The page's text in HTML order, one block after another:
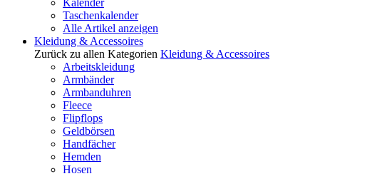
Kalender
Taschenkalender
Alle Artikel anzeigen
Kleidung & Accessoires
Zurück zu allen Kategorien Kleidung & Accessoires
Arbeitskleidung
Armbänder
Armbanduhren
Fleece
Flipflops
Geldbörsen
Handfächer
Hemden
Hosen